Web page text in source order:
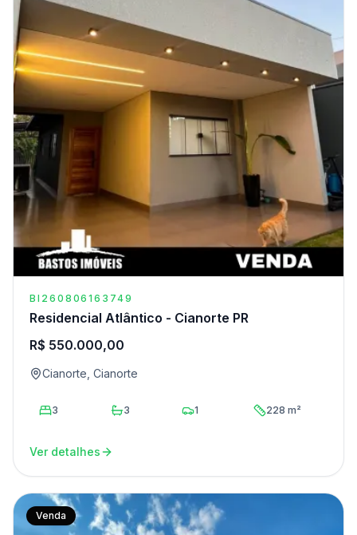
BI260806163749
Residencial Atlântico - Cianorte PR
R$ 550.000,00
Cianorte, Cianorte
3 3 1 228 m²
Ver detalhes
Venda